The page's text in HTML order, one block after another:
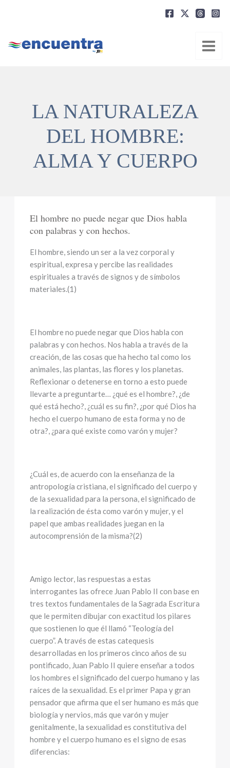
LA NATURALEZA
DEL HOMBRE:
ALMA Y CUERPO
El hombre no puede negar que Dios habla
con palabras y con hechos.
El hombre, siendo un ser a la vez corporal y
espiritual, expresa y percibe las realidades
espirituales a través de signos y de símbolos
materiales.(1)
El hombre no puede negar que Dios habla con
palabras y con hechos. Nos habla a través de la
creación, de las cosas que ha hecho tal como los
animales, las plantas, las flores y los planetas.
Reflexionar o detenerse en torno a esto puede
llevarte a preguntarte… ¿qué es el hombre?, ¿de
qué está hecho?, ¿cuál es su fin?, ¿por qué Dios ha
hecho el cuerpo humano de esta forma y no de
otra?, ¿para qué existe como varón y mujer?
¿Cuál es, de acuerdo con la enseñanza de la
antropología cristiana, el significado del cuerpo y
de la sexualidad para la persona, el significado de
la realización de ésta como varón y mujer, y el
papel que ambas realidades juegan en la
autocomprensión de la misma?(2)
Amigo lector, las respuestas a estas
interrogantes las ofrece Juan Pablo II con base en
tres textos fundamentales de la Sagrada Escritura
que le permiten dibujar con exactitud los pilares
que sostienen lo que él llamó “Teología del
cuerpo”. A través de estas catequesis
desarrolladas en los primeros cinco años de su
pontificado, Juan Pablo II quiere enseñar a todos
los hombres el significado del cuerpo humano y las
raíces de la sexualidad. Es el primer Papa y gran
pensador que afirma que el ser humano es más que
biología y nervios, más que varón y mujer
genitalmente, la sexualidad es constitutiva del
hombre y el cuerpo humano es el signo de esas
diferencias: